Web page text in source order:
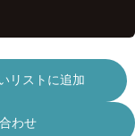
リストに追加
わせ